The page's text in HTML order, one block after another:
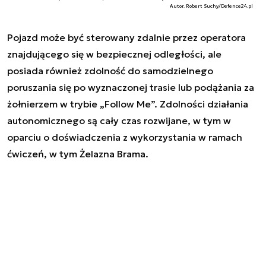
Autor. Robert Suchy/Defence24.pl
Pojazd może być sterowany zdalnie przez operatora
znajdującego się w bezpiecznej odległości, ale
posiada również zdolność do samodzielnego
poruszania się po wyznaczonej trasie lub podążania za
żołnierzem w trybie „Follow Me”. Zdolności działania
autonomicznego są cały czas rozwijane, w tym w
oparciu o doświadczenia z wykorzystania w ramach
ćwiczeń, w tym Żelazna Brama.